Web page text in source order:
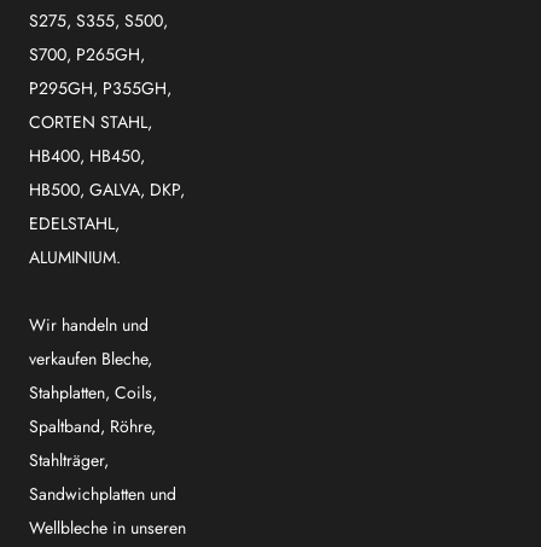
S275, S355, S500,
S700, P265GH,
P295GH, P355GH,
CORTEN STAHL,
HB400, HB450,
HB500, GALVA, DKP,
EDELSTAHL,
ALUMINIUM.
Wir handeln und
verkaufen Bleche,
Stahplatten, Coils,
Spaltband, Röhre,
Stahlträger,
Sandwichplatten und
Wellbleche in unseren